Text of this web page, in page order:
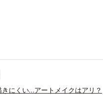
にくい…アートメイクはアリ？